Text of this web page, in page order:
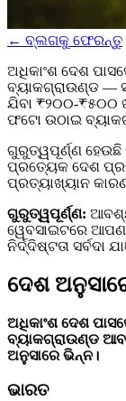
← ବ୍ଲଗକୁ ଫେରନ୍ତୁ
ଅଧିକାଂଶ ଦେଶ
ବ୍ୟାକଗ୍ରାଉଣ୍ଡ —
ଯିବା ₹୨୦୦-₹୫୦୦
ଫଟୋ ଉଠାଇ
ଗୁରୁତ୍ୱପୂର୍ଣ୍ଣ
ପ୍ରତ୍ୟେକ ଦେଶ
ପ୍ରତ୍ୟାଖ୍ୟାନ
ଗୁରୁତ୍ୱପୂର୍ଣ୍ଣ:
ୱେବସାଇଟରେ
ନିର୍ଦ୍ଦିଷ୍ଟତା ସର୍ବଦା
ଦେଶ
ଅଧିକାଂଶ ଦେଶ
ବ୍ୟାକଗ୍ରାଉଣ୍ଡ
ଅନୁସାରେ ଭିନ୍ନ।
ଭାରତ